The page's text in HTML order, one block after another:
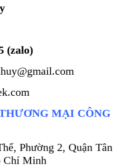
(zalo)
MẠI CÔNG
Phường 2, Quận Tân
Chí Minh